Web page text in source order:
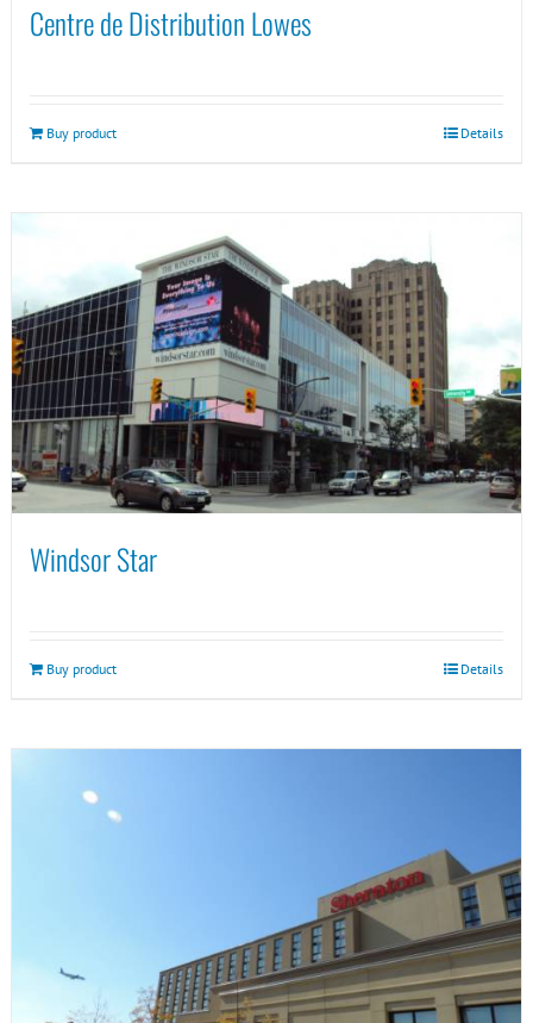
Centre de Distribution Lowes
Buy product Details
Windsor Star
Buy product Details